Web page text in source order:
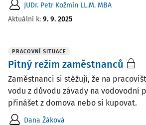
JUDr. Petr Kožmín LL.M. MBA
Aktuální k: 9. 9. 2025
PRACOVNÍ SITUACE
Pitný režim zaměstnanců
Zaměstnanci si stěžují, že na
vodu z důvodu závady na vodovodní
přinášet z domova nebo si kupovat.
Dana Žáková